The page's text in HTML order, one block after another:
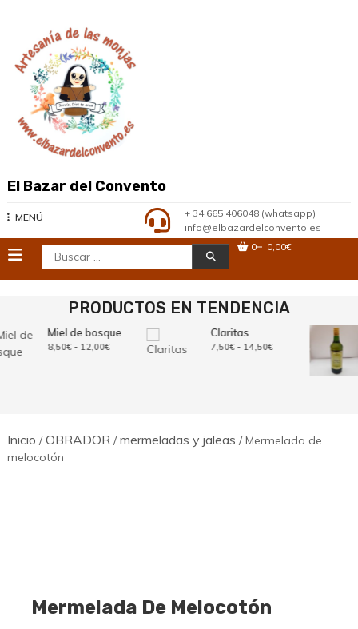
contenido
El Bazar del Convento
MENÚ
+ 34 665 406048 (whatsapp)
info@elbazardelconvento.es
Buscar: 0 0,00€
PRODUCTOS EN TENDENCIA
Miel de bosque
8,50€ - 12,00€Rango
Claritas
7,50€ - 14,50€Rango
Inicio /OBRADOR/mermeladas y jaleas / Mermelada de
melocotón
Mermelada De Melocotón